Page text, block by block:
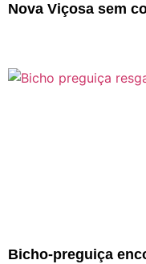
Nova Viçosa sem
Bicho-preguiça